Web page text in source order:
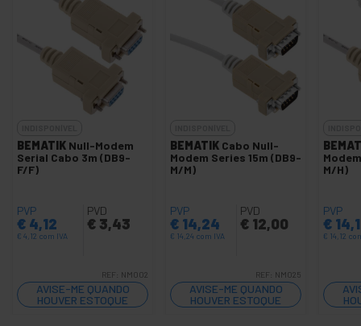
BEMATIK Null-Modem
Serial Cabo 3m (DB9-
F/F)
PVP
€ 4,12
€ 4,12 com IVA
PVD
€3,43
REF: NM002
AVISE-ME QUANDO
HOUVER ESTOQUE
BEMATIK Cabo Null-
Modem Series 15m (DB9-
M/M)
PVP
€ 14,24
€ 14,24 com IVA
PVD
€12,00
REF: NM025
AVISE-ME QUANDO
HOUVER ESTOQUE
M/H)
PVP
€
€ 14,12